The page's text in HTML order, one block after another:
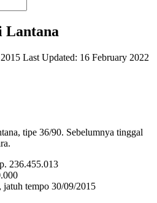
Lantana
Last Updated: 16 February 2022
tipe 36/90. Sebelumnya tinggal
236.455.013
jatuh tempo 30/09/2015